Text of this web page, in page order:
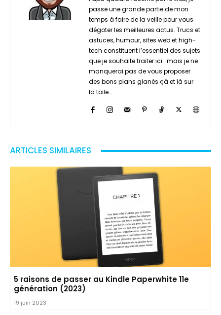
passe une grande partie de mon
temps à faire de la veille pour vous
dégoter les meilleures actus. Trucs et
astuces, humour, sites web et high-
tech constituent l’essentiel des sujets
que je souhaite traiter ici… mais je ne
manquerai pas de vous proposer
des bons plans glanés çà et là sur
la toile…
ARTICLES SIMILAIRES
5 raisons de passer au Kindle Paperwhite 11e
génération (2023)
19 juin 2023